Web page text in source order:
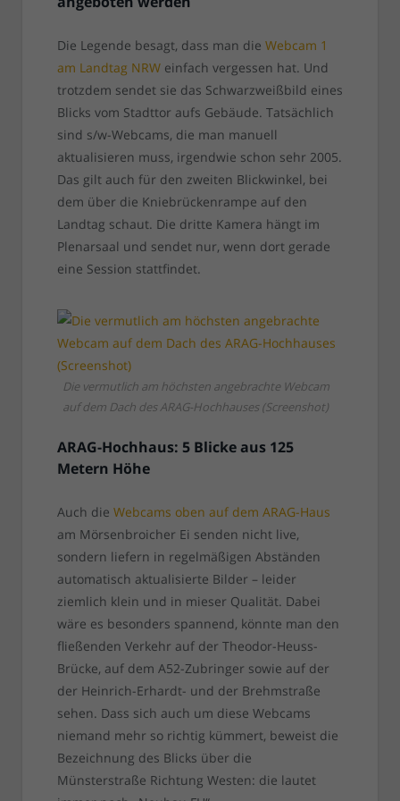
Die Legende besagt, dass man die Webcam 1
am Landtag NRWeinfach vergessen hat. Und
trotzdem sendet sie das Schwarzweißbild eines
Blicks vom Stadttor aufs Gebäude. Tatsächlich
sind s/w-Webcams, die man manuell
aktualisieren muss, irgendwie schon sehr 2005.
Das gilt auch für den zweiten Blickwinkel, bei
dem über die Kniebrückenrampe auf den
Landtag schaut. Die dritte Kamera hängt im
Plenarsaal und sendet nur, wenn dort gerade
eine Session stattfindet.
Die vermutlich am höchsten angebrachte Webcam
auf dem Dach des ARAG-Hochhauses (Screenshot)
ARAG-Hochhaus: 5 Blicke aus 125
Metern Höhe
Auch die Webcams oben auf dem ARAG-Haus
am Mörsenbroicher Ei senden nicht live,
sondern liefern in regelmäßigen Abständen
automatisch aktualisierte Bilder – leider
ziemlich klein und in mieser Qualität. Dabei
wäre es besonders spannend, könnte man den
fließenden Verkehr auf der Theodor-Heuss-
Brücke, auf dem A52-Zubringer sowie auf der
der Heinrich-Erhardt- und der Brehmstraße
sehen. Dass sich auch um diese Webcams
niemand mehr so richtig kümmert, beweist die
Bezeichnung des Blicks über die
Münsterstraße Richtung Westen: die lautet